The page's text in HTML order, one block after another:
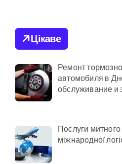
на майже 9 млн грн
у витратах
прориву до Молдови
найгарячішим
Цікаве
Ремонт
автомобиля в
обслуживание и
Послуги
міжнародної